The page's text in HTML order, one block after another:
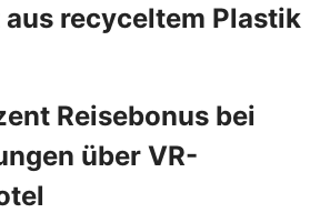
recyceltem Plastik
Reisebonus bei
über VR-